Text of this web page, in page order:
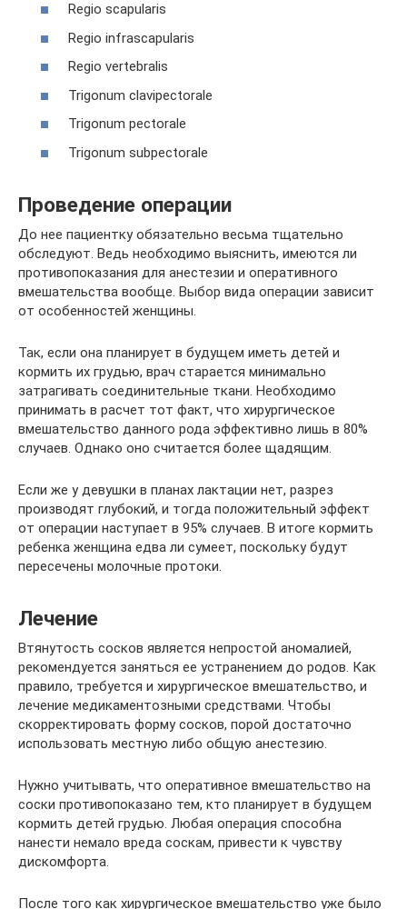
Regio scapularis
Regio infrascapularis
Regio vertebralis
Trigonum clavipectorale
Trigonum pectorale
Trigonum subpectorale
Проведение операции
До нее пациентку обязательно весьма тщательно
обследуют. Ведь необходимо выяснить, имеются ли
противопоказания для анестезии и оперативного
вмешательства вообще. Выбор вида операции зависит
от особенностей женщины.
Так, если она планирует в будущем иметь детей и
кормить их грудью, врач старается минимально
затрагивать соединительные ткани. Необходимо
принимать в расчет тот факт, что хирургическое
вмешательство данного рода эффективно лишь в 80%
случаев. Однако оно считается более щадящим.
Если же у девушки в планах лактации нет, разрез
производят глубокий, и тогда положительный эффект
от операции наступает в 95% случаев. В итоге кормить
ребенка женщина едва ли сумеет, поскольку будут
пересечены молочные протоки.
Лечение
Втянутость сосков является непростой аномалией,
рекомендуется заняться ее устранением до родов. Как
правило, требуется и хирургическое вмешательство, и
лечение медикаментозными средствами. Чтобы
скорректировать форму сосков, порой достаточно
использовать местную либо общую анестезию.
Нужно учитывать, что оперативное вмешательство на
соски противопоказано тем, кто планирует в будущем
кормить детей грудью. Любая операция способна
нанести немало вреда соскам, привести к чувству
дискомфорта.
После того как хирургическое вмешательство уже было